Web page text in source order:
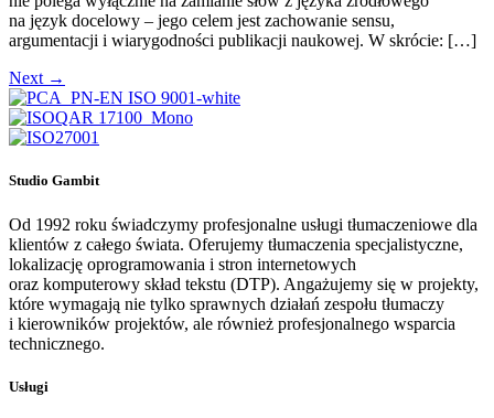
na język docelowy – jego celem jest zachowanie sensu,
argumentacji i wiarygodności publikacji naukowej. W skrócie: […]
Next →
Studio Gambit
Od 1992 roku świadczymy profesjonalne usługi tłumaczeniowe dla
klientów z całego świata. Oferujemy tłumaczenia specjalistyczne,
lokalizację oprogramowania i stron internetowych
oraz komputerowy skład tekstu (DTP). Angażujemy się w projekty,
które wymagają nie tylko sprawnych działań zespołu tłumaczy
i kierowników projektów, ale również profesjonalnego wsparcia
technicznego.
Usługi